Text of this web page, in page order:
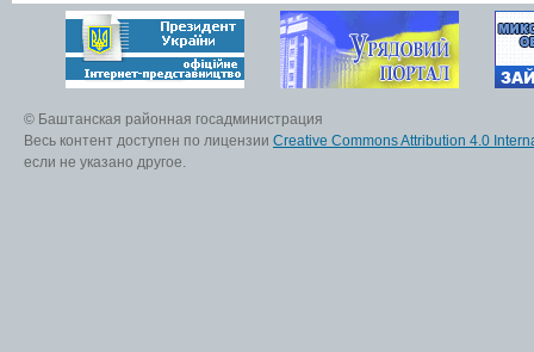
© Баштанская районная госадминистрация
Весь контент доступен по лицензии Creative Commons Attribution 4.0
если не указано другое.